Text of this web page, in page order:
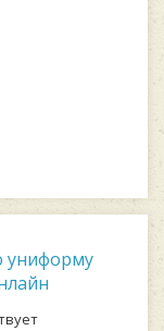
униформу